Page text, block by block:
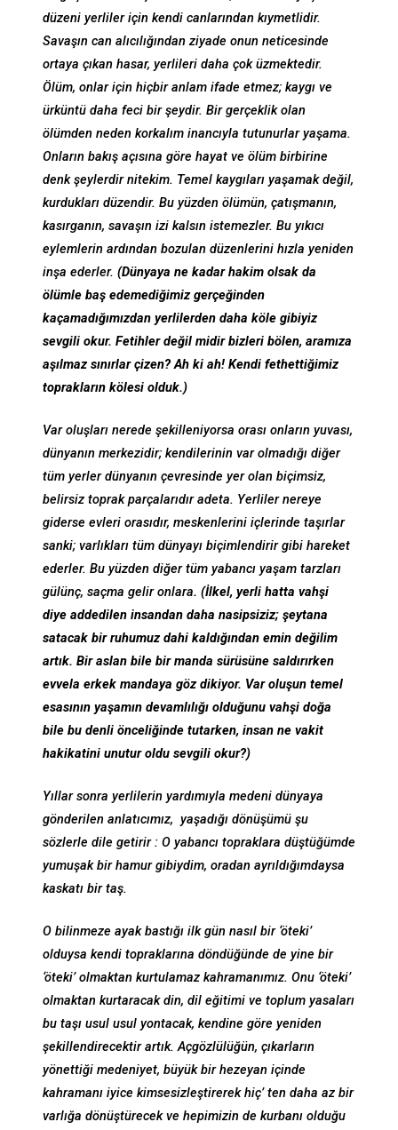
düzeni yerliler için kendi canlarından kıymetlidir.
Savaşın can alıcılığından ziyade onun neticesinde
ortaya çıkan hasar, yerlileri daha çok üzmektedir.
Ölüm, onlar için hiçbir anlam ifade etmez; kaygı ve
ürküntü daha feci bir şeydir. Bir gerçeklik olan
ölümden neden korkalım inancıyla tutunurlar yaşama.
Onların bakış açısına göre hayat ve ölüm birbirine
denk şeylerdir nitekim. Temel kaygıları yaşamak değil,
kurdukları düzendir. Bu yüzden ölümün, çatışmanın,
kasırganın, savaşın izi kalsın istemezler. Bu yıkıcı
eylemlerin ardından bozulan düzenlerini hızla yeniden
inşa ederler. (Dünyaya ne kadar hakim olsak da
ölümle baş edemediğimiz gerçeğinden
kaçamadığımızdan yerlilerden daha köle gibiyiz
sevgili okur. Fetihler değil midir bizleri bölen, aramıza
aşılmaz sınırlar çizen? Ah ki ah! Kendi fethettiğimiz
toprakların kölesi olduk.)
Var oluşları nerede şekilleniyorsa orası onların yuvası,
dünyanın merkezidir; kendilerinin var olmadığı diğer
tüm yerler dünyanın çevresinde yer olan biçimsiz,
belirsiz toprak parçalarıdır adeta. Yerliler nereye
giderse evleri orasıdır, meskenlerini içlerinde taşırlar
sanki; varlıkları tüm dünyayı biçimlendirir gibi hareket
ederler. Bu yüzden diğer tüm yabancı yaşam tarzları
gülünç, saçma gelir onlara. (İlkel, yerli hatta vahşi
diye addedilen insandan daha nasipsiziz; şeytana
satacak bir ruhumuz dahi kaldığından emin değilim
artık. Bir aslan bile bir manda sürüsüne saldırırken
evvela erkek mandaya göz dikiyor. Var oluşun temel
esasının yaşamın devamlılığı olduğunu vahşi doğa
bile bu denli önceliğinde tutarken, insan ne vakit
hakikatini unutur oldu sevgili okur?)
Yıllar sonra yerlilerin yardımıyla medeni dünyaya
gönderilen anlatıcımız, yaşadığı dönüşümü şu
sözlerle dile getirir : O yabancı topraklara düştüğümde
yumuşak bir hamur gibiydim, oradan ayrıldığımdaysa
kaskatı bir taş.
O bilinmeze ayak bastığı ilk gün nasıl bir ‘öteki’
olduysa kendi topraklarına döndüğünde de yine bir
‘öteki’ olmaktan kurtulamaz kahramanımız. Onu ‘öteki’
olmaktan kurtaracak din, dil eğitimi ve toplum yasaları
bu taşı usul usul yontacak, kendine göre yeniden
şekillendirecektir artık. Açgözlülüğün, çıkarların
yönettiği medeniyet, büyük bir hezeyan içinde
kahramanı iyice kimsesizleştirerek hiç’ ten daha az bir
varlığa dönüştürecek ve hepimizin de kurbanı olduğu